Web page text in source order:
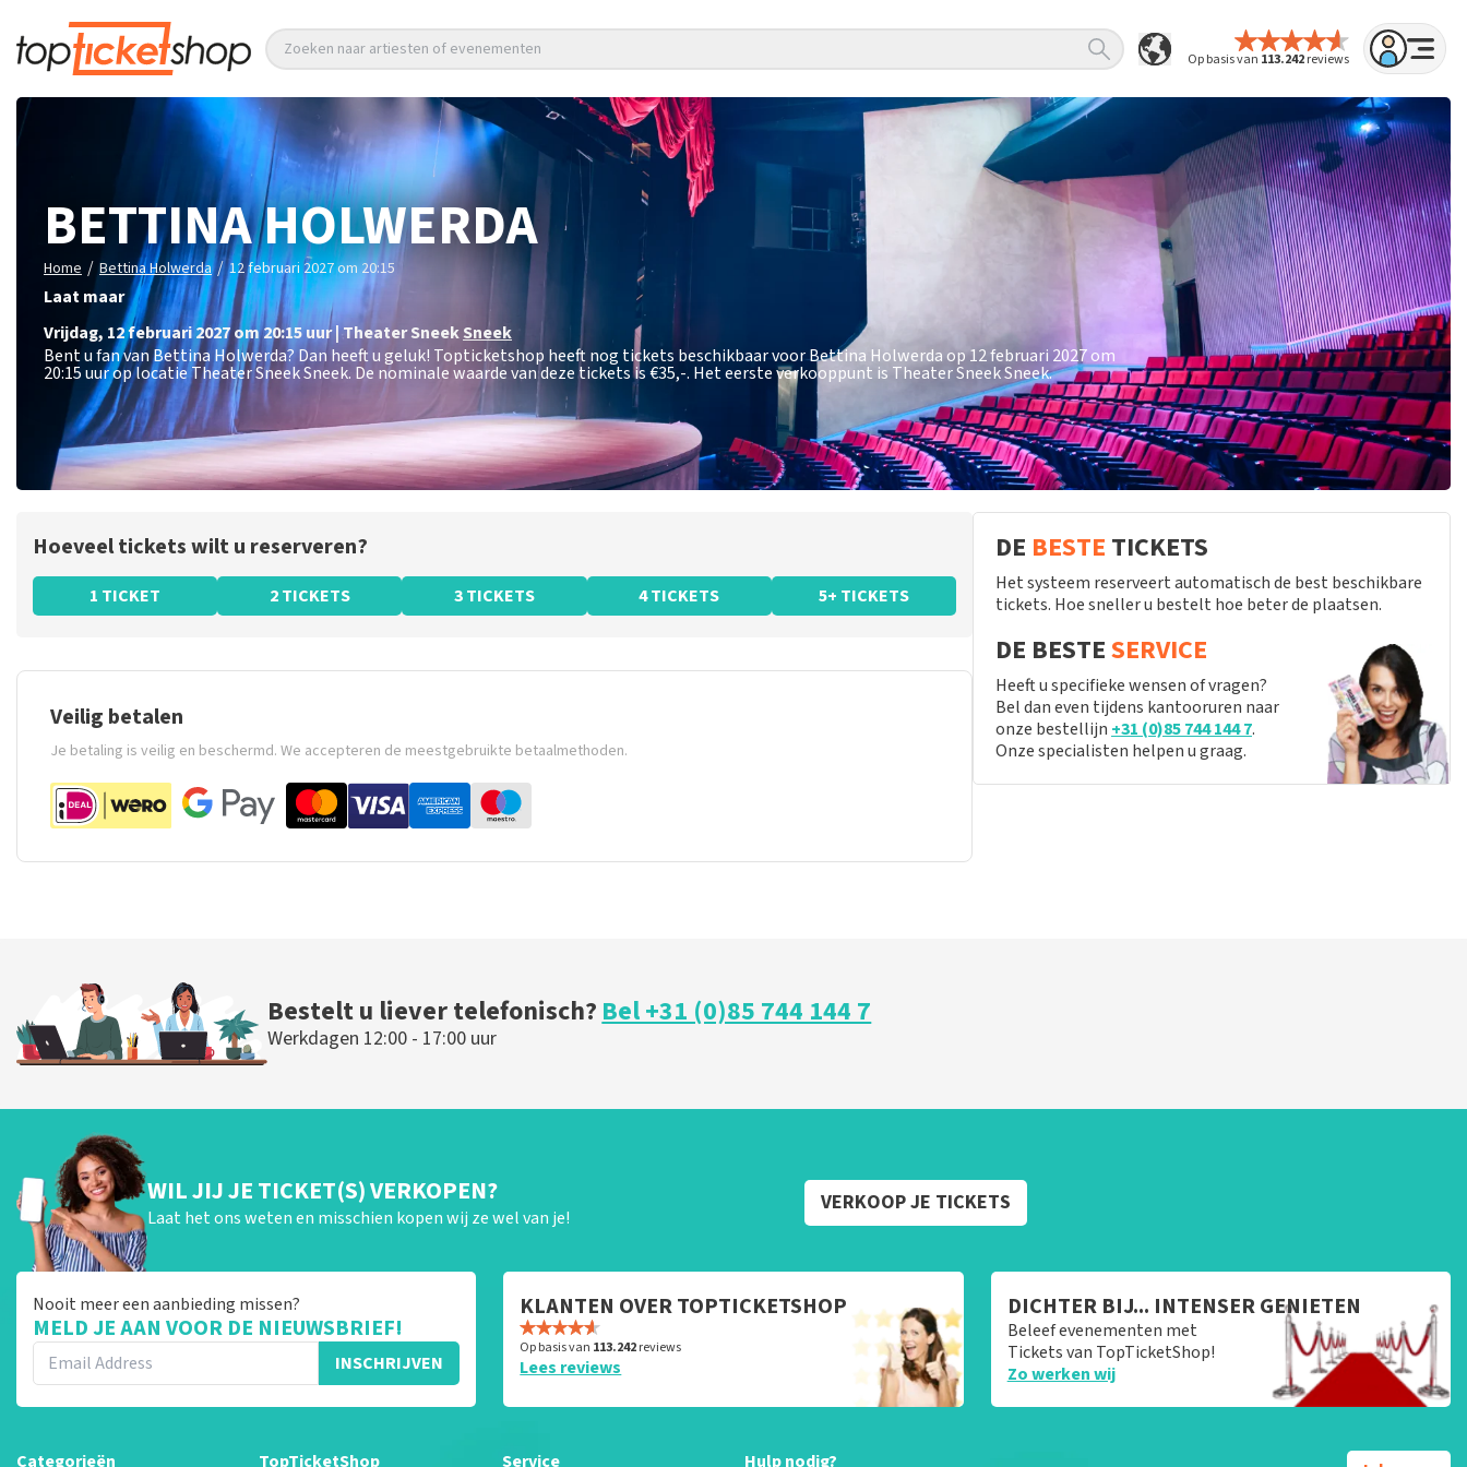
Op basis van 113.242reviews
Zoeken naar artiesten of evenementen
BETTINA HOLWERDA
Home / Bettina Holwerda / 12 februari 2027 om 20:15
Laat maar
vrijdag, 12 februari 2027 om 20:15uur|Theater SneekSneek
Bent u fan van Bettina Holwerda? Dan heeft u geluk! Topticketshop heeft nog tickets beschikbaar voor Bettina Holwerda op 12 februari 2027 om
20:15 uur op locatie Theater Sneek Sneek. De nominale waarde van deze tickets is€35,-. Het eerste verkooppunt is Theater Sneek Sneek.
Hoeveel tickets wilt u reserveren?
1 TICKET 2 TICKETS 3 TICKETS 4 TICKETS 5+ TICKETS
Veilig betalen
Je betaling is veilig en beschermd. We accepteren de meestgebruikte betaalmethoden.
DE BESTE TICKETS
Het systeem reserveert automatisch de best beschikbare
tickets. Hoe sneller u bestelt hoe beter de plaatsen.
DE BESTESERVICE
Heeft u specifieke wensen of vragen?
Bel dan even tijdens kantooruren naar
onze bestellijn +31 (0)85 744 144 7.
Onze specialisten helpen u graag.
Bestelt u liever telefonisch?Bel +31 (0)85 744 144 7
Werkdagen 12:00 - 17:00 uur
WIL JIJ JE TICKET(S) VERKOPEN?
Laat het ons weten en misschien kopen wij ze wel van je!
VERKOOP JE TICKETS
Nooit meer een aanbieding missen?
MELD JE AAN VOOR DE NIEUWSBRIEF!
INSCHRIJVEN
KLANTEN OVER TOPTICKETSHOP
Op basis van 113.242reviews
Lees reviews
DICHTER BIJ... INTENSER GENIETEN
Beleef evenementen met
Tickets van TopTicketShop!
Zo werken wij
Categorieën TopTicketShop Service Hulp nodig?